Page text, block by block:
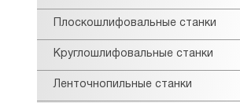
Плоскошлифовальные станки
Круглошлифовальные станки
Ленточнопильные станки